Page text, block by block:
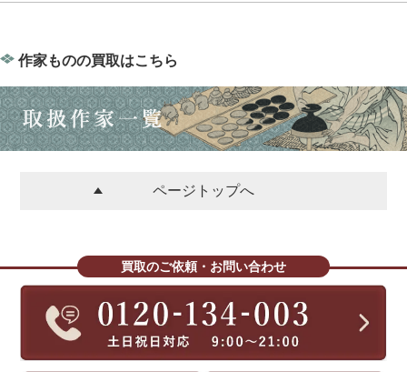
作家ものの買取はこちら
ページトップへ
買取のご依頼・お問い合わせ